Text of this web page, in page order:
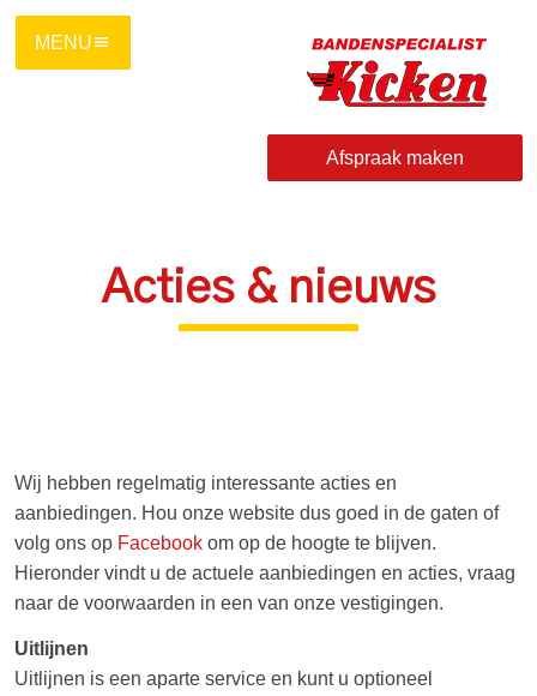
Ga
direct
naar
Afspraak maken
Acties & nieuws
Wij hebben regelmatig interessante acties en
aanbiedingen. Hou onze website dus goed in de gaten of
volg ons op Facebook om op de hoogte te blijven.
Hieronder vindt u de actuele aanbiedingen en acties, vraag
naar de voorwaarden in een van onze vestigingen.
Uitlijnen
Uitlijnen is een aparte service en kunt u optioneel